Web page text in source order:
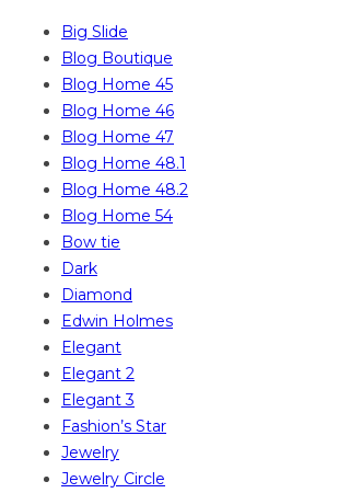
Big Slide
Blog Boutique
Blog Home 45
Blog Home 46
Blog Home 47
Blog Home 48.1
Blog Home 48.2
Blog Home 54
Bow tie
Dark
Diamond
Edwin Holmes
Elegant
Elegant 2
Elegant 3
Fashion’s Star
Jewelry
Jewelry Circle